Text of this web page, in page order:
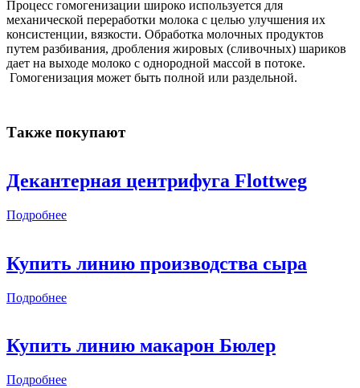
Процесс гомогенизации широко используется для
механической переработки молока с целью улучшения их
консистенции, вязкости. Обработка молочных продуктов
путем разбивания, дробления жировых (сливочных) шариков
дает на выходе молоко с однородной массой в потоке.
Гомогенизация может быть полной или раздельной.
Также покупают
Декантерная центрифуга Flottweg
Подробнее
Купить линию производства сыра
Подробнее
Купить линию макарон Бюлер
Подробнее